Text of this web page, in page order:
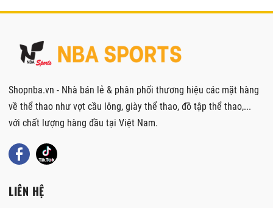
Shopnba.vn - Nhà bán lẻ & phân phối thương hiệu các mặt hàng
về thể thao như vợt cầu lông, giày thể thao, đồ tập thể thao,...
với chất lượng hàng đầu tại Việt Nam.
LIÊN HỆ